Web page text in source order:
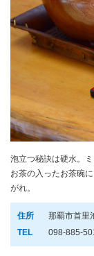
泡立つ秘訣は硬水。
お茶の入ったお茶碗
がれ。
住所
那覇市首里
TEL
098-885-